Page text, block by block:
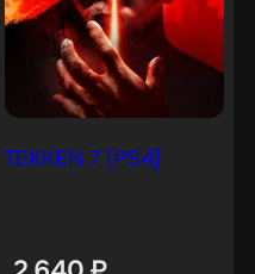
TEKKEN 7 [PS4]